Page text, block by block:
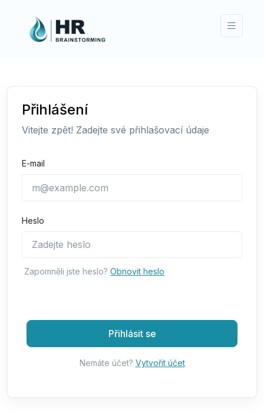
Přihlášení
Vitejte zpět! Zadejte své přihlašovací údaje
E-mail
Heslo
Zapomněli jste heslo? Obnovit heslo
Přihlásit se
Nemáte účet? Vytvořit účet